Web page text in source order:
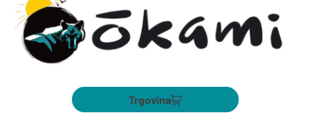
Trgovina